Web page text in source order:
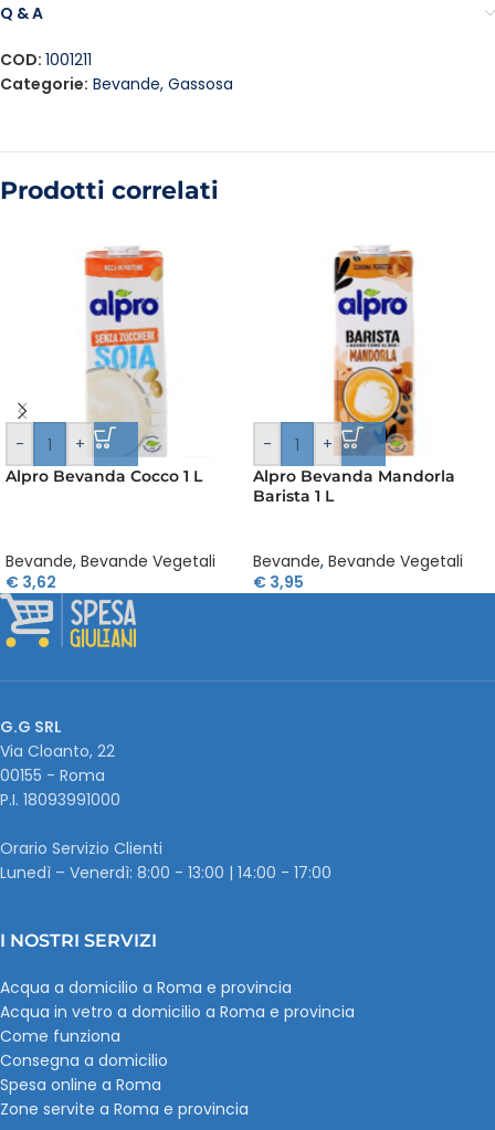
Q & A
COD: 1001211
Categorie: Bevande, Gassosa
Prodotti correlati
- +
Alpro Bevanda Cocco 1 L
Bevande, Bevande Vegetali
€ 3,62
- +
Alpro Bevanda Mandorla
Barista 1 L
Bevande, Bevande Vegetali
€ 3,95
G.G SRL
Via Cloanto, 22
00155 - Roma
P.I. ‭18093991000
Orario Servizio Clienti
Lunedì – Venerdì: 8:00 - 13:00 | 14:00 - 17:00
I NOSTRI SERVIZI
Acqua a domicilio a Roma e provincia
Acqua in vetro a domicilio a Roma e provincia
Come funziona
Consegna a domicilio
Spesa online a Roma
Zone servite a Roma e provincia